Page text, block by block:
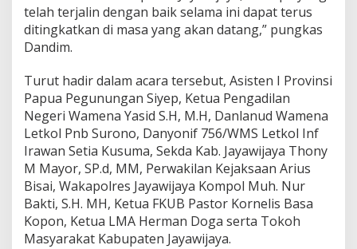
telah terjalin dengan baik selama ini dapat terus
ditingkatkan di masa yang akan datang,” pungkas
Dandim.
Turut hadir dalam acara tersebut, Asisten I Provinsi
Papua Pegunungan Siyep, Ketua Pengadilan
Negeri Wamena Yasid S.H, M.H, Danlanud Wamena
Letkol Pnb Surono, Danyonif 756/WMS Letkol Inf
Irawan Setia Kusuma, Sekda Kab. Jayawijaya Thony
M Mayor, SP.d, MM, Perwakilan Kejaksaan Arius
Bisai, Wakapolres Jayawijaya Kompol Muh. Nur
Bakti, S.H. MH, Ketua FKUB Pastor Kornelis Basa
Kopon, Ketua LMA Herman Doga serta Tokoh
Masyarakat Kabupaten Jayawijaya.